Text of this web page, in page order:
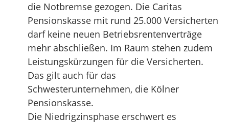
die Notbremse gezogen. Die Caritas
Pensionskasse mit rund 25.000 Versicherten
darf keine neuen Betriebsrentenverträge
mehr abschließen. Im Raum stehen zudem
Leistungskürzungen für die Versicherten.
Das gilt auch für das
Schwesterunternehmen, die Kölner
Pensionskasse.
Die Niedrigzinsphase erschwert es